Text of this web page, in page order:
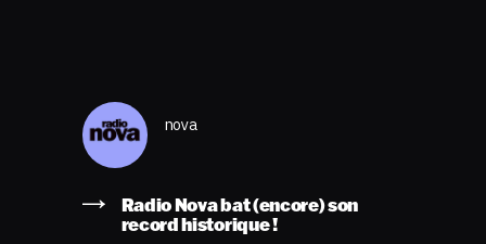
nova
Radio Nova bat (encore) son
record historique !